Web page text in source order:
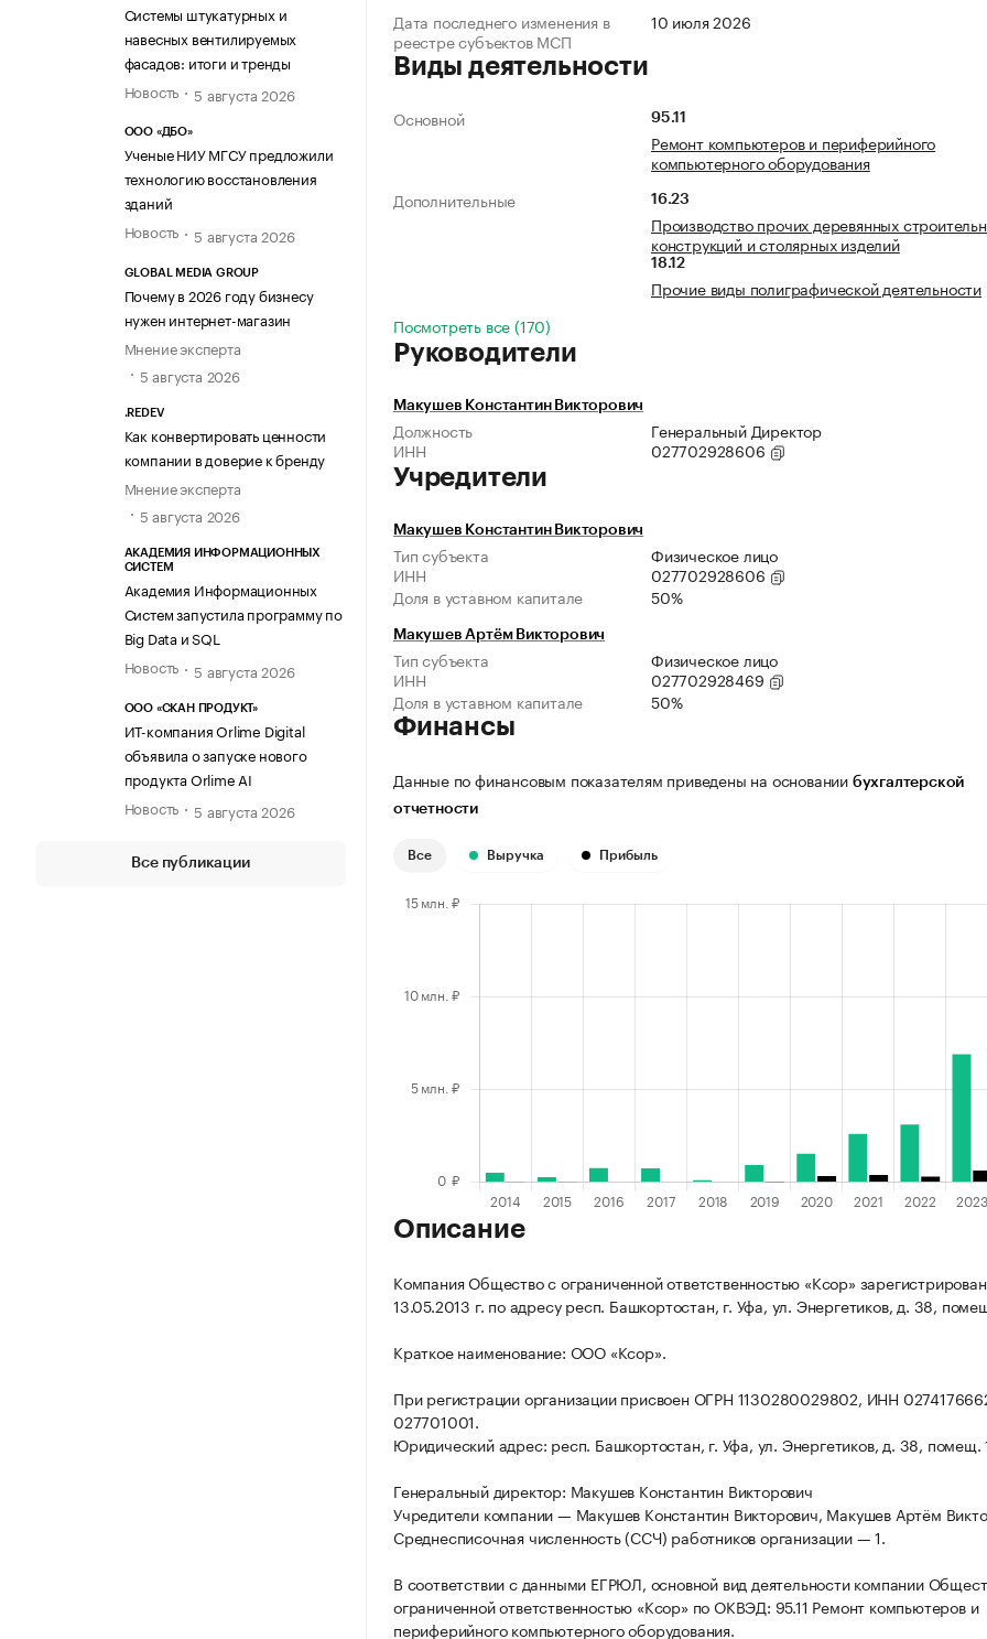
Системы штукатурных и
навесных вентилируемых
фасадов: итоги и тренды
Новость
5 августа 2026
ООО «ДБО»
Ученые НИУ МГСУ предложили
технологию восстановления
зданий
Новость
5 августа 2026
GLOBAL MEDIA GROUP
Почему в 2026 году бизнесу
нужен интернет-магазин
Мнение эксперта
5 августа 2026
.REDEV
Как конвертировать ценности
компании в доверие к бренду
Мнение эксперта
5 августа 2026
АКАДЕМИЯ ИНФОРМАЦИОННЫХ
СИСТЕМ
Академия Информационных
Систем запустила программу по
Big Data и SQL
Новость
5 августа 2026
ООО «СКАН ПРОДУКТ»
ИТ-компания Orlime Digital
объявила о запуске нового
продукта Orlime AI
Новость
5 августа 2026
Все публикации
Дата последнего изменения в
реестре субъектов МСП
10 июля 2026
Виды деятельности
Основной 95.11
Ремонт компьютеров и периферийного
компьютерного оборудования
Дополнительные
16.23
Производство прочих деревянных
конструкций и столярных изделий
18.12
Прочие виды полиграфической деятельности
Посмотреть все (170)
Руководители
Макушев Константин Викторович
Должность
Генеральный Директор
ИНН
027702928606
Учредители
Макушев Константин Викторович
Тип субъекта
Физическое лицо
ИНН
027702928606
Доля в уставном капитале
50%
Макушев Артём Викторович
Тип субъекта
Физическое лицо
ИНН
027702928469
Доля в уставном капитале
50%
Финансы
Данные по финансовым показателям приведены на основании бухгалтерской
отчетности
Все Выручка Прибыль
Описание
Компания Общество с ограниченной ответственностью «Ксор»
13.05.2013 г. по адресу респ. Башкортостан, г. Уфа, ул. Энергетиков, д. 38,
Краткое наименование: ООО «Ксор».
При регистрации организации присвоен ОГРН 1130280029802, ИНН
027701001.
Юридический адрес: респ. Башкортостан, г. Уфа, ул. Энергетиков, д. 38, помещ.
Генеральный директор: Макушев Константин Викторович
Учредители компании — Макушев Константин Викторович, Макушев Артём
Среднесписочная численность (ССЧ) работников организации — 1.
В соответствии с данными ЕГРЮЛ, основной вид деятельности компании
ограниченной ответственностью «Ксор» по ОКВЭД: 95.11 Ремонт компьютеров и
периферийного компьютерного оборудования.